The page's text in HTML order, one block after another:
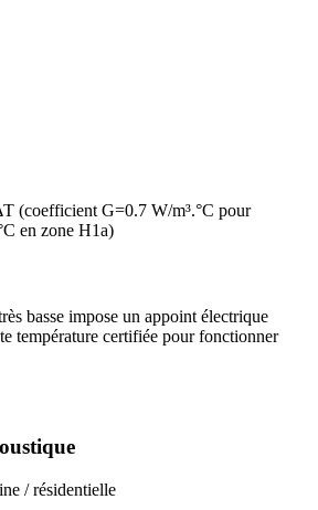
(coefficient G=0.7 W/m³.°C pour
en zone H1a)
basse impose un appoint électrique
température certifiée pour fonctionner
/ résidentielle